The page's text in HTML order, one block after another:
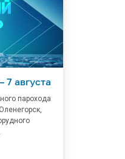
7 августа
парохода